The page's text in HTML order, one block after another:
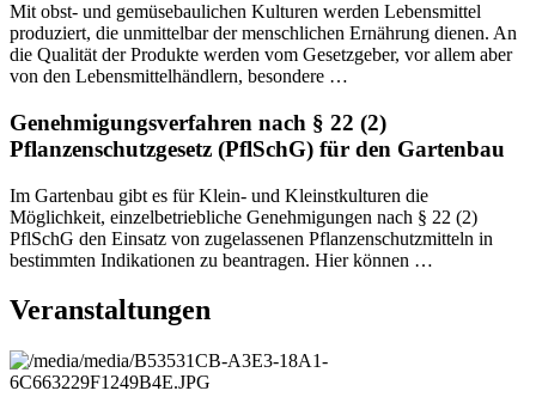
Mit obst- und gemüsebaulichen Kulturen werden Lebensmittel
produziert, die unmittelbar der menschlichen Ernährung dienen. An
die Qualität der Produkte werden vom Gesetzgeber, vor allem aber
von den Lebensmittelhändlern, besondere …
Genehmigungsverfahren nach § 22 (2)
Pflanzenschutzgesetz (PflSchG) für den Gartenbau
Im Gartenbau gibt es für Klein- und Kleinstkulturen die
Möglichkeit, einzelbetriebliche Genehmigungen nach § 22 (2)
PflSchG den Einsatz von zugelassenen Pflanzenschutzmitteln in
bestimmten Indikationen zu beantragen. Hier können …
Veranstaltungen